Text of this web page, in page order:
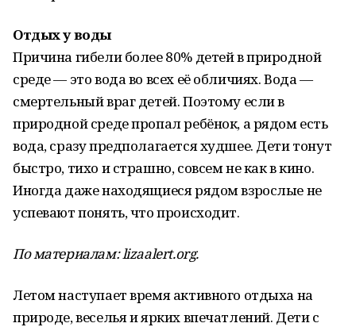
Отдых у воды
Причина гибели более 80% детей в природной
среде — это вода во всех её обличиях. Вода —
смертельный враг детей. Поэтому если в
природной среде пропал ребёнок, а рядом есть
вода, сразу предполагается худшее. Дети тонут
быстро, тихо и страшно, совсем не как в кино.
Иногда даже находящиеся рядом взрослые не
успевают понять, что происходит.
По материалам: lizaalert.org.
Летом наступает время активного отдыха на
природе, веселья и ярких впечатлений. Дети с